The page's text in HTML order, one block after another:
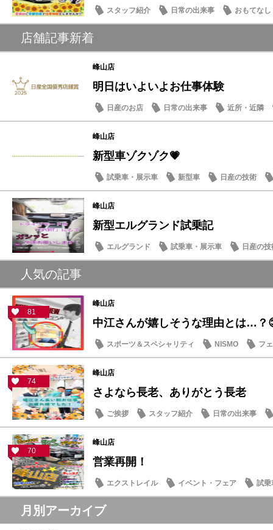
スタッフ紹介 日常の出来事 おもてなし
店舗記事新着
峰山店
明日はいよいよお仕事体験
日産のお店 日常の出来事 近所・近隣
峰山店
新型車ゾクゾク💗
試乗車・展示車 新型車 日産の技術
峰山店
新型エルグランド試乗記
エルグランド 試乗車・展示車
日産の技
スタッフ紹介
人気の記事
81
峰山店
中江さんが嬉しそうな理由とは…？
スポーツ＆スペシャリティ NISMO
フ
スタッフ紹介
74
峰山店
さよなら長老、ありがとう長老
ご挨拶 スタッフ紹介 日常の出来事
70
峰山店
営業再開！
エクストレイル イベント・フェア
試乗
記念品・プレゼント
営業日・店休日
月別アーカイブ